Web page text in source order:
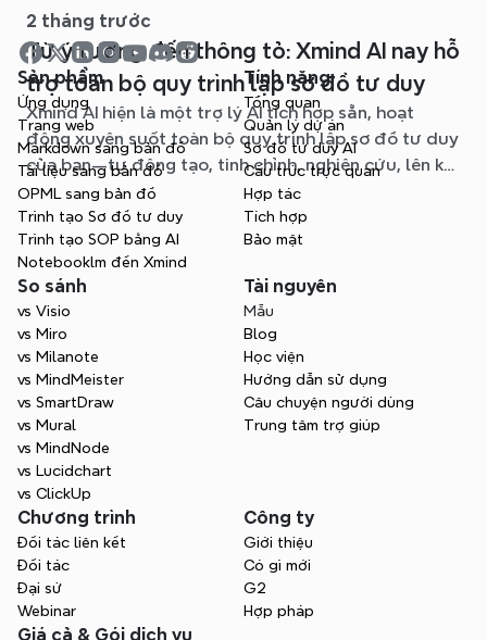
2 tháng trước
Từ ý tưởng đến thông tỏ: Xmind AI nay hỗ
trợ toàn bộ quy trình lập sơ đồ tư duy
Xmind AI hiện là một trợ lý AI tích hợp sẵn, hoạt
động xuyên suốt toàn bộ quy trình lập sơ đồ tư duy
của bạn—tự động tạo, tinh chỉnh, nghiên cứu, lên kế
hoạch và xuất bản, tất cả mà không cần rời khỏi sơ
đồ của bạn.
Sản phẩm
Ứng dụng
Trang web
Markdown sang bản đồ
Tài liệu sang bản đồ
OPML sang bản đồ
Trình tạo Sơ đồ tư duy
Trình tạo SOP bằng AI
Notebooklm đến Xmind
Tính năng
Tổng quan
Quản lý dự án
Sơ đồ tư duy AI
Cấu trúc trực quan
Hợp tác
Tích hợp
Bảo mật
So sánh
vs Visio
vs Miro
vs Milanote
vs MindMeister
vs SmartDraw
vs Mural
vs MindNode
vs Lucidchart
vs ClickUp
Tài nguyên
Mẫu
Blog
Học viện
Hướng dẫn sử dụng
Câu chuyện người dùng
Trung tâm trợ giúp
Chương trình
Đối tác liên kết
Đối tác
Đại sứ
Webinar
Công ty
Giới thiệu
Có gì mới
G2
Hợp pháp
Giá cả & Gói dịch vụ